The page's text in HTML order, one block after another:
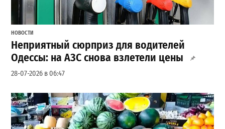
НОВОСТИ
Неприятный сюрприз для водителей
Одессы: на АЗС снова взлетели цены
28-07-2026 в 06:47